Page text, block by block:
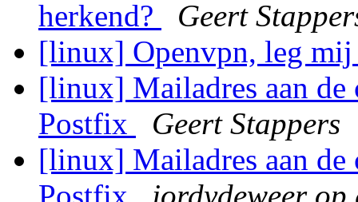
herkend?
Geert
[linux] Openvpn, leg
[linux] Mailadres aan de
Postfix
Geert Stappers
[linux] Mailadres aan de